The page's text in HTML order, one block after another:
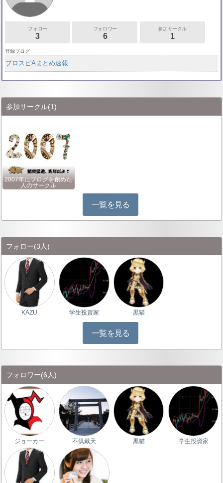
フォロー
3
フォロワー
6
参加サークル
1
登録ブログ
プロスピAまとめ速報
参加サークル(1)
2007年にブログを創めた
人のサークル
一覧を見る
フォロー(3人)
KAZU 学生投資家 黒猫
一覧を見る
フォロワー(6人)
ジョーカー 不倶戴天 黒猫 学生投資家